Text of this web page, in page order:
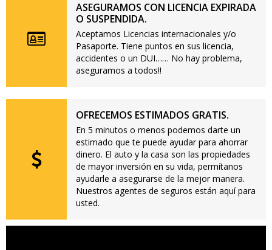
ASEGURAMOS CON LICENCIA EXPIRADA
O SUSPENDIDA.
Aceptamos Licencias internacionales y/o
Pasaporte. Tiene puntos en sus licencia,
accidentes o un DUI…… No hay problema,
aseguramos a todos!!
OFRECEMOS ESTIMADOS GRATIS.
En 5 minutos o menos podemos darte un
estimado que te puede ayudar para ahorrar
dinero. El auto y la casa son las propiedades
de mayor inversión en su vida, permítanos
ayudarle a asegurarse de la mejor manera.
Nuestros agentes de seguros están aquí para
usted.